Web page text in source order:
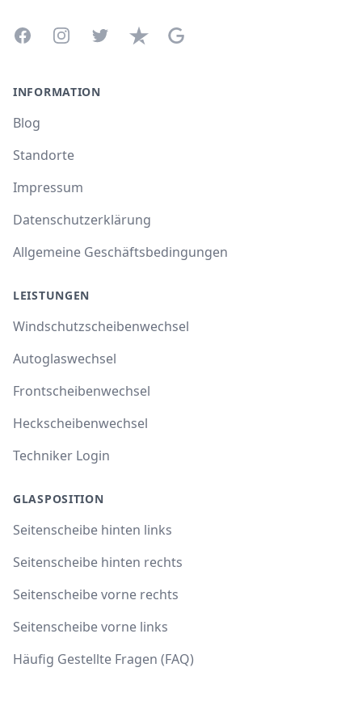
FacebookInstagramTwitterTrustpilotGoogle Business Profile
INFORMATION
Blog
Standorte
Impressum
Datenschutzerklärung
Allgemeine Geschäftsbedingungen
LEISTUNGEN
Windschutzscheibenwechsel
Autoglaswechsel
Frontscheibenwechsel
Heckscheibenwechsel
Techniker Login
GLASPOSITION
Seitenscheibe hinten links
Seitenscheibe hinten rechts
Seitenscheibe vorne rechts
Seitenscheibe vorne links
Häufig Gestellte Fragen (FAQ)